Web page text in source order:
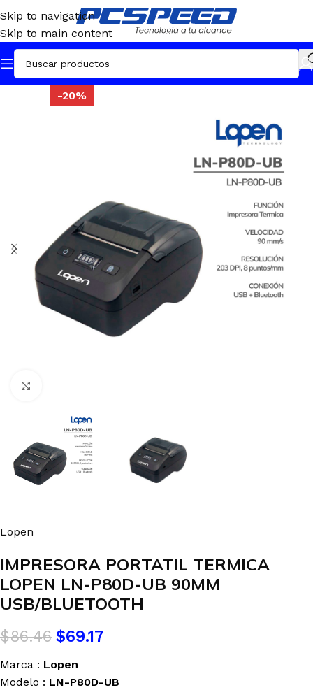
Skip to navigation
Skip to main content
-20%
Lopen
IMPRESORA PORTATIL TERMICA
LOPEN LN-P80D-UB 90MM
USB/BLUETOOTH
$86.46 $69.17
Marca : Lopen
Modelo : LN-P80D-UB